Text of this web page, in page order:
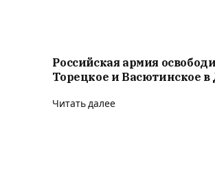
Российская армия
Торецкое и Васютинское
Читать далее